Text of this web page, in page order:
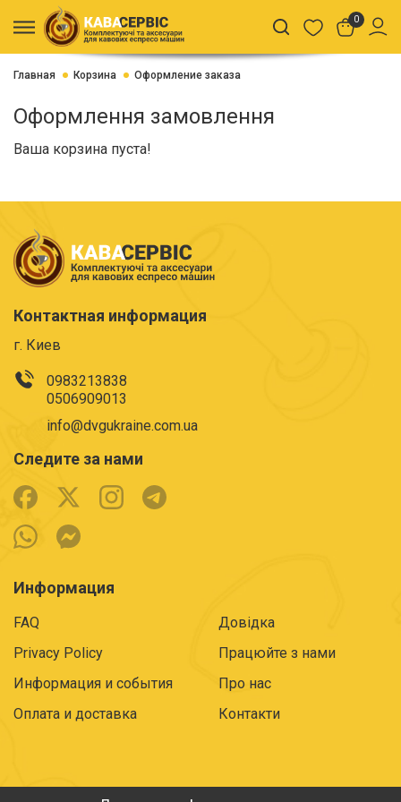
0
Главная Корзина Оформление заказа
Оформлення замовлення
Ваша корзина пуста!
Контактная информация
г. Киев
0983213838
0506909013
info@dvgukraine.com.ua
Следите за нами
Информация
FAQ
Довідка
Privacy Policy
Працюйте з нами
Информация и события
Про нас
Оплата и доставка
Контакти